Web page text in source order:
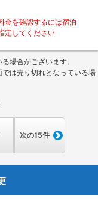
金を確認するには宿泊
定してください
場合がございます。
は売り切れとなっている場
次の15件